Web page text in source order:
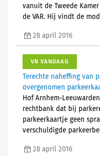
vanuit de Tweede
de VAR. Hij vindt de
28 april 2016
VN VANDAAG
Terechte naheffing van
overgenomen
Hof Arnhem-
rechtbank dat bij
parkeerkaartje geen
verschuldigde
28 april 2016